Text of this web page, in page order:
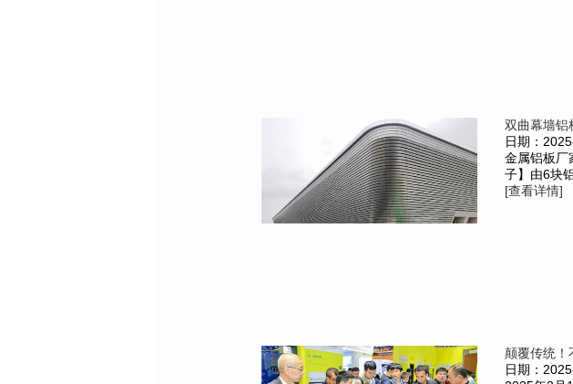
双曲幕墙铝
日期：
金属铝板厂
子】由6块
[查看详情]
颠覆传统！
日期：